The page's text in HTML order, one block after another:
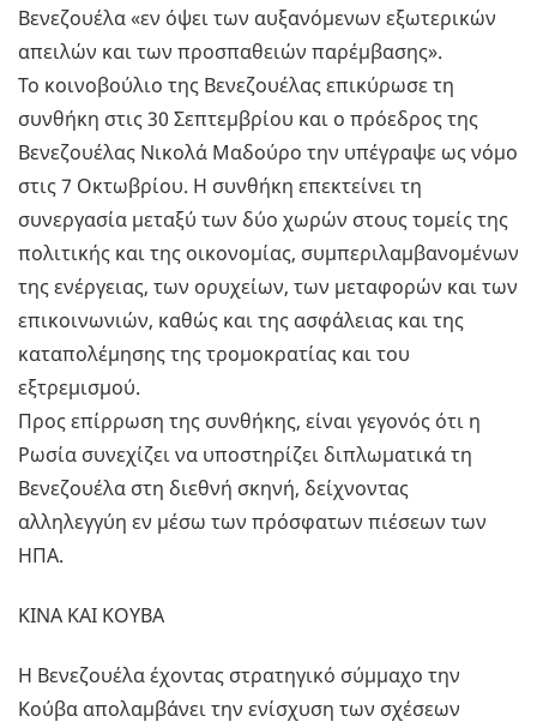
Βενεζουέλα «εν όψει των αυξανόμενων εξωτερικών
απειλών και των προσπαθειών παρέμβασης».
Το κοινοβούλιο της Βενεζουέλας επικύρωσε τη
συνθήκη στις 30 Σεπτεμβρίου και ο πρόεδρος της
Βενεζουέλας Νικολά Μαδούρο την υπέγραψε ως νόμο
στις 7 Οκτωβρίου. Η συνθήκη επεκτείνει τη
συνεργασία μεταξύ των δύο χωρών στους τομείς της
πολιτικής και της οικονομίας, συμπεριλαμβανομένων
της ενέργειας, των ορυχείων, των μεταφορών και των
επικοινωνιών, καθώς και της ασφάλειας και της
καταπολέμησης της τρομοκρατίας και του
εξτρεμισμού.
Προς επίρρωση της συνθήκης, είναι γεγονός ότι η
Ρωσία συνεχίζει να υποστηρίζει διπλωματικά τη
Βενεζουέλα στη διεθνή σκηνή, δείχνοντας
αλληλεγγύη εν μέσω των πρόσφατων πιέσεων των
ΗΠΑ.
ΚΙΝΑ ΚΑΙ ΚΟΥΒΑ
Η Βενεζουέλα έχοντας στρατηγικό σύμμαχο την
Κούβα απολαμβάνει την ενίσχυση των σχέσεων